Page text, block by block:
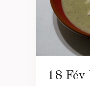
18 Fév